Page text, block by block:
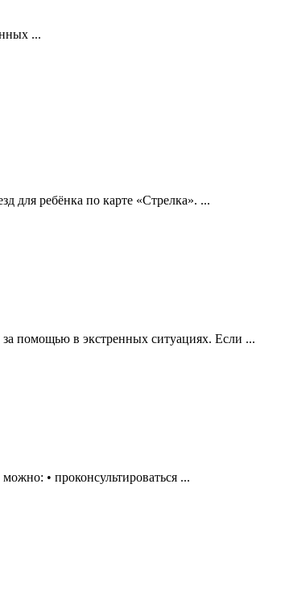
...
для ребёнка по карте «Стрелка». ...
помощью в экстренных ситуациях. Если ...
• проконсультироваться ...